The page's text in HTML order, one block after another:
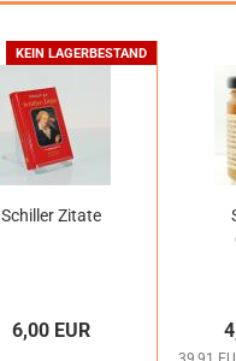
KEIN LAGERBESTAND
Schiller Zitate
6,00 EUR